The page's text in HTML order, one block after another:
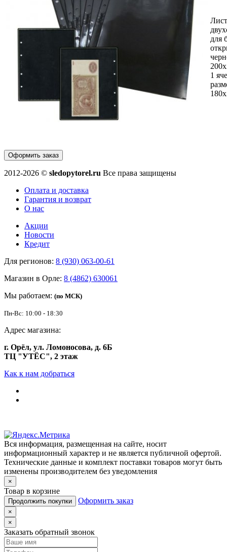
Лист
для
1
Оформить заказ
2012-2026 © sledopytorel.ru Все права защищены
Оплата и доставка
Гарантия и возврат
О нас
Акции
Новости
Кредит
Для регионов: 8 (930) 063-00-61
Магазин в Орле: 8 (4862) 630061
Мы работаем: (по МСК)
Пн-Вс: 10:00 - 18:30
Адрес магазина:
г. Орёл, ул. Ломоносова, д. 6Б
ТЦ "УТЁС", 2 этаж
Как к нам добраться
Вся информация, размещенная на сайте, носит
информационный характер и не является публичной офертой.
Технические данные и комплект поставки товаров могут быть
изменены производителем без уведомления
×
Товар в корзине
Продолжить покупки Оформить заказ
×
×
Заказать обратный звонок